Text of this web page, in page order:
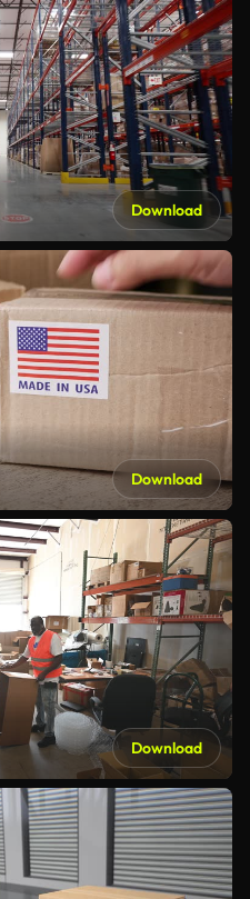
Download
Download
Download